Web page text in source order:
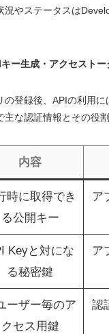
況やステータスは
ー生成・アクセスト
の登録後、APIの利用
な認証情報とその役割
内容
時に取得でき
る公開キー
ア
Keyと対にな
る秘密鍵
ア
ーザー毎のア
クセス用鍵
認